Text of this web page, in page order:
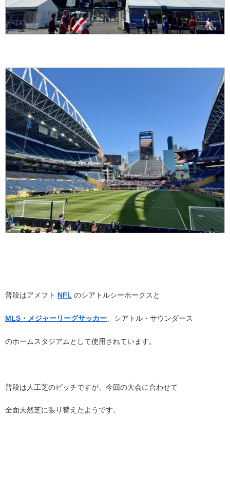
普段はアメフト NFL のシアトルシーホークスと
MLS・メジャーリーグサッカー 、シアトル・サウンダース
のホームスタジアムとして使用されています。
普段は人工芝のピッチですが、今回の大会に合わせて
全面天然芝に張り替えたようです。